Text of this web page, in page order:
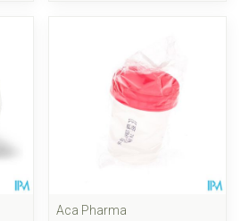
Aca Pharma